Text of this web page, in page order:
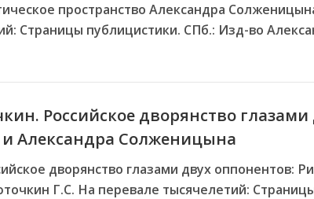
пространство Александра
Страницы публицистики. СПб.: Изд-во
Российское дворянство
Александра Солженицына
дворянство глазами двух оппонентов:
Г.С. На перевале тысячелетий: